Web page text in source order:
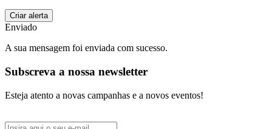
Enviado
A sua mensagem foi enviada com sucesso.
Subscreva a nossa newsletter
Esteja atento a novas campanhas e a novos eventos!